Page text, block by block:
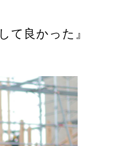
て良かった』